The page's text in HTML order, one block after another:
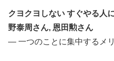
クヨクヨしない すぐやる人
野泰周さん, 恩田勲さん
— 一つのことに集中するメ